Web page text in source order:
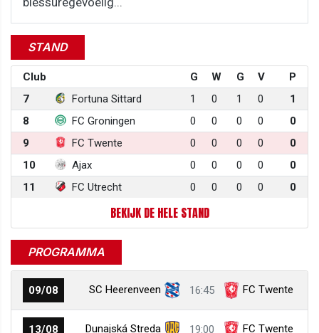
STAND
Club G W G V
P
7
Fortuna Sittard 1 0 1 0
1
8
FC Groningen 0 0 0 0
0
9
FC Twente 0 0 0 0
0
10
Ajax 0 0 0 0
0
11
FC Utrecht 0 0 0 0 0
BEKIJK DE HELE STAND
PROGRAMMA
09/08 SC Heerenveen 16:45 FC Twente
13/08 Dunajská Streda 19:00 FC Twente